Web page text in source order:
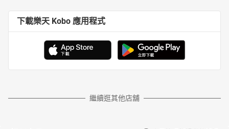
下載樂天 Kobo 應用程式
繼續逛其他店舖